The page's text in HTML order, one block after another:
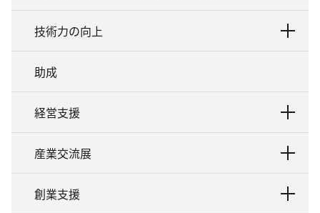
技術力の向上
助成
経営支援
産業交流展
創業支援